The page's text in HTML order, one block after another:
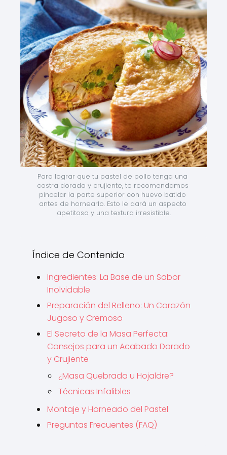
Para lograr que tu pastel de pollo tenga una
costra dorada y crujiente, te recomendamos
pincelar la parte superior con huevo batido
antes de hornearlo. Esto le dará un aspecto
apetitoso y una textura irresistible.
Índice de Contenido
Ingredientes: La Base de un Sabor
Inolvidable
Preparación del Relleno: Un Corazón
Jugoso y Cremoso
El Secreto de la Masa Perfecta:
Consejos para un Acabado Dorado
y Crujiente
¿Masa Quebrada u Hojaldre?
Técnicas Infalibles
Montaje y Horneado del Pastel
Preguntas Frecuentes (FAQ)